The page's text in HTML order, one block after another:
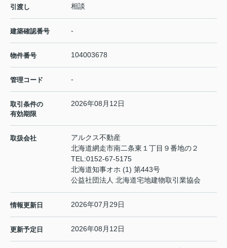
引渡し 相談
建築確認番号 -
物件番号 104003678
管理コード -
取引条件の
有効期限
2026年08月12日
取扱会社
アルクス不動産
北海道網走市南二条東１丁目９番地の２
TEL:0152-67-5175
北海道知事オホ (1) 第443号
公益社団法人 北海道宅地建物取引業協会
情報更新日 2026年07月29日
更新予定日 2026年08月12日